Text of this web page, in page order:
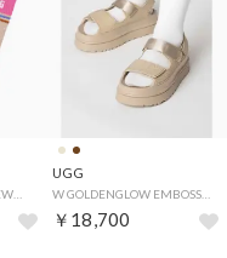
UGG
W GOLDENGLOW EMBOSSED ゴールデングロウ エンボスト 1175311 （MUSTARD SEED/マスタードシード）
￥18,700